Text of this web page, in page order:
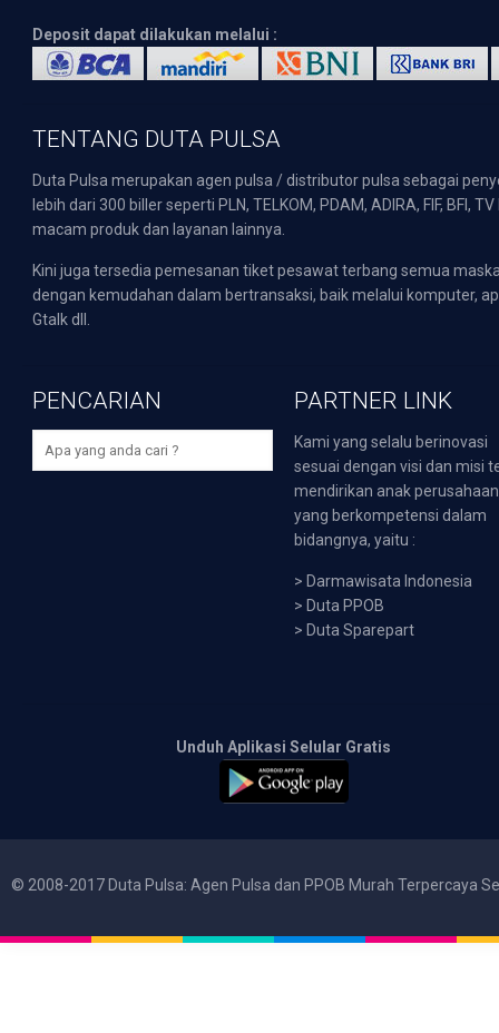
Deposit dapat dilakukan melalui :
TENTANG DUTA PULSA
Duta Pulsa merupakan agen pulsa / distributor pulsa sebagai
lebih dari 300 biller seperti PLN, TELKOM, PDAM, ADIRA, FIF,
macam produk dan layanan lainnya.
Kini juga tersedia pemesanan tiket pesawat terbang semua
dengan kemudahan dalam bertransaksi, baik melalui komputer,
Gtalk dll.
PENCARIAN PARTNER LINK
Kami yang selalu berinovasi
sesuai dengan visi dan misi
mendirikan anak perusahaan
yang berkompetensi dalam
bidangnya, yaitu :
> Darmawisata Indonesia
> Duta PPOB
> Duta Sparepart
Unduh Aplikasi Selular Gratis
© 2008-2017 Duta Pulsa: Agen Pulsa dan PPOB Murah Terpercaya